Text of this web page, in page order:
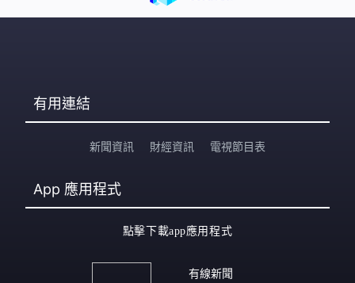
有用連結
新聞資訊 財經資訊 電視節目表
App 應用程式
點擊下載app應用程式
有線新聞